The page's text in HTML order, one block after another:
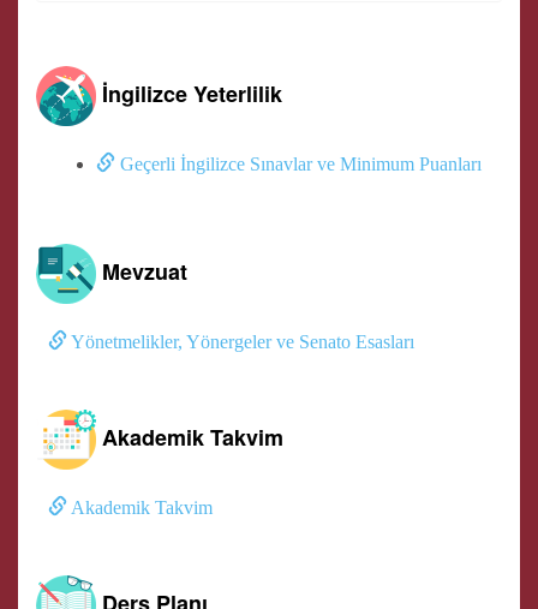
İngilizce Yeterlilik
Geçerli İngilizce Sınavlar ve Minimum Puanları
Mevzuat
Yönetmelikler, Yönergeler ve Senato Esasları
Akademik Takvim
Akademik Takvim
Ders Planı